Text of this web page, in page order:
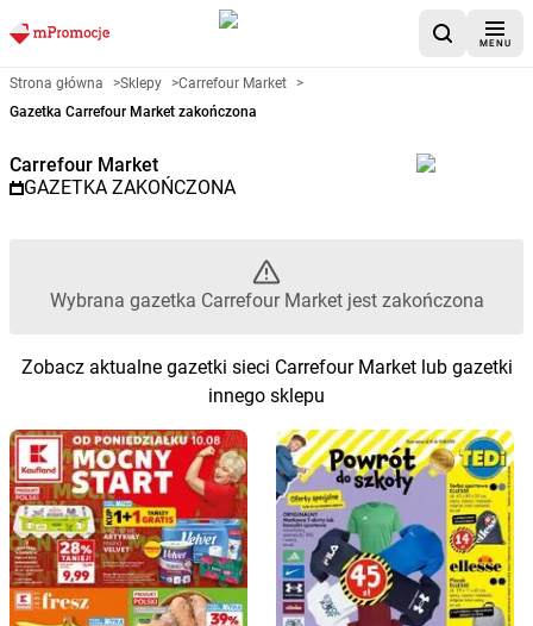
MENU
Gazetka promocyjna
Strona główna >Sklepy >Carrefour Market >
Gazetka Carrefour Market zakończona
Carrefour Market
GAZETKA ZAKOŃCZONA
Wybrana gazetka Carrefour Market jest zakończona
Zobacz aktualne gazetki sieci Carrefour Market lub gazetki
innego sklepu